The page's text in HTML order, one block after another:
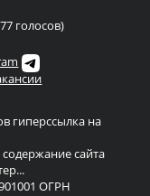
голосов)
гиперссылка на
сайта
ОГРН